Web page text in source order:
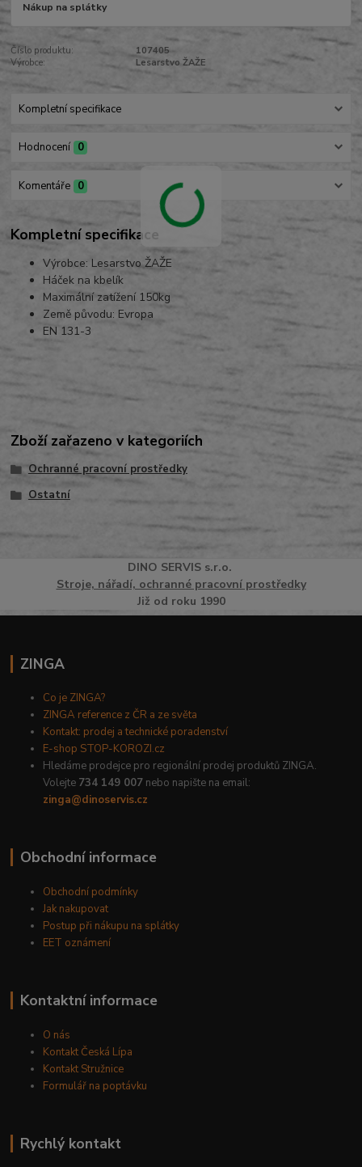
Nákup na splátky
Číslo produktu:
107405
Výrobce:
Lesarstvo ŽAŽE
Kompletní specifikace
Hodnocení 0
Komentáře 0
Kompletní specifikace
Výrobce: Lesarstvo ŽAŽE
Háček na kbelík
Maximální zatížení 150kg
Země původu: Evropa
EN 131-3
Zboží zařazeno v kategoriích
Ochranné pracovní prostředky
Ostatní
DINO SERVISs.r.o.
Stroje, nářadí, ochranné pracovní prostředky
Již od roku 1990
ZINGA
Co je ZINGA?
ZINGA reference z ČR a ze světa
Kontakt: prodej a technické poradenství
E-shop STOP-KOROZI.cz
Hledáme prodejce pro regionální prodej produktů ZINGA.
Volejte 734 149 007 nebo napište na email:
zinga@dinoservis.cz
Obchodní informace
Obchodní podmínky
Jak nakupovat
Postup při nákupu na splátky
EET oznámení
Kontaktní informace
O nás
Kontakt Česká Lípa
Kontakt Stružnice
Formulář na poptávku
Rychlý kontakt